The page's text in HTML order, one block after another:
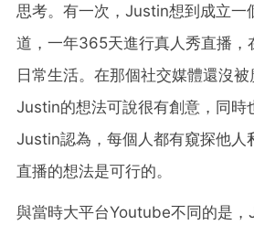
思考。有一次，Justin想到成立
道，一年365天進行真人秀直播，
日常生活。在那個社交媒體還沒被
Justin的想法可說很有創意，同時
Justin認為，每個人都有窺探他人
直播的想法是可行的。
與當時大平台Youtube不同的是